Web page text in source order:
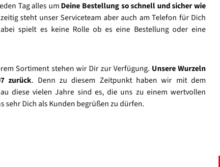
Tag alles um Deine Bestellung so schnell und sicher wie
steht unser Serviceteam aber auch am Telefon für Dich
spielt es keine Rolle ob es eine Bestellung oder eine
Sortiment stehen wir Dir zur Verfügung. Unsere Wurzeln
zurück. Denn zu diesem Zeitpunkt haben wir mit dem
diese vielen Jahre sind es, die uns zu einem wertvollen
sehr Dich als Kunden begrüßen zu dürfen.